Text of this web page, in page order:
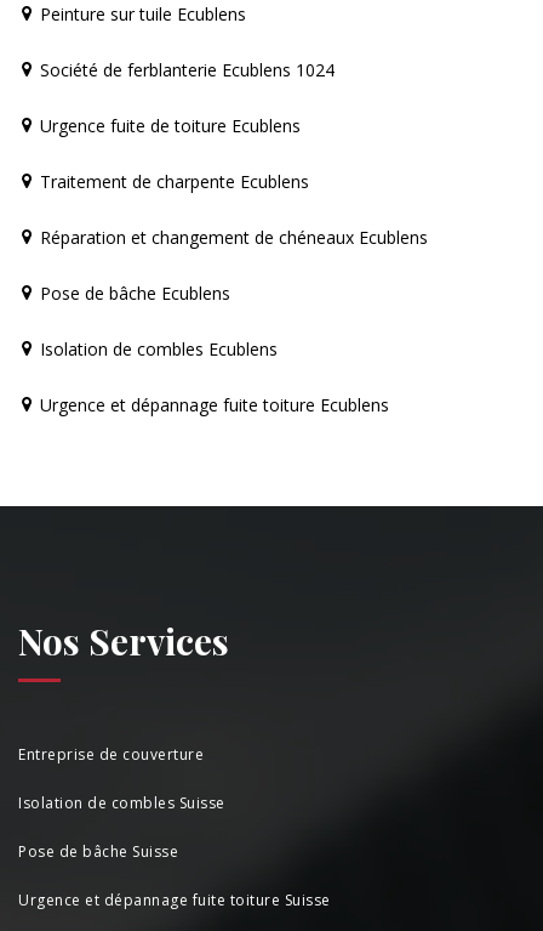
Peinture sur tuile Ecublens
Société de ferblanterie Ecublens 1024
Urgence fuite de toiture Ecublens
Traitement de charpente Ecublens
Réparation et changement de chéneaux Ecublens
Pose de bâche Ecublens
Isolation de combles Ecublens
Urgence et dépannage fuite toiture Ecublens
Nos Services
Entreprise de couverture
Isolation de combles Suisse
Pose de bâche Suisse
Urgence et dépannage fuite toiture Suisse